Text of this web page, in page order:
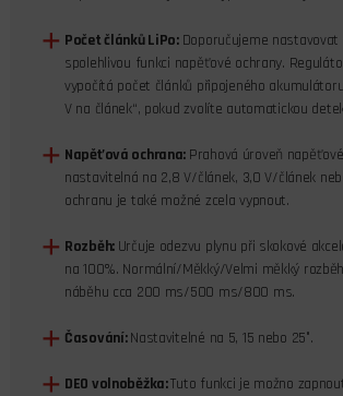
Počet článků LiPo: Doporučujeme
spolehlivou funkci napěťové ochrany.
vypočítá počet článků připojeného
V na článek“, pokud zvolíte automatickou
Napěťová ochrana: Prahová úroveň
nastavitelná na 2,8 V/článek, 3,0 V/článek
ochranu je také možné zcela vypnout.
Rozběh: Určuje odezvu plynu při skokové
na 100%. Normální/Měkký/Velmi měkký
náběhu cca 200 ms/500 ms/800 ms.
Časování:Nastavitelné na 5, 15 nebo 25°.
DEO volnoběžka:Tuto funkci je možno